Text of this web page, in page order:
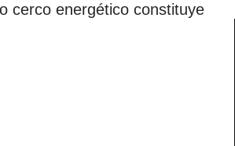
cerco energético constituye